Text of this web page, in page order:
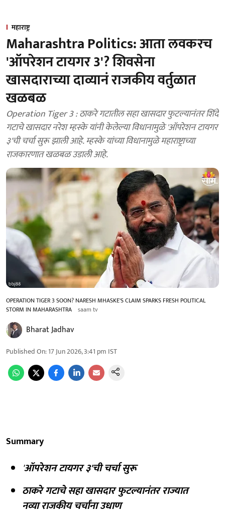
महाराष्ट्र
Maharashtra Politics: आता लवकरच
'ऑपरेशन टायगर 3'? शिवसेना
खासदाराच्या दाव्यानं राजकीय वर्तुळात
खळबळ
Operation Tiger 3 : ठाकरे गटातील सहा खासदार फुटल्यानंतर शिंदे
गटाचे खासदार नरेश म्हस्के यांनी केलेल्या विधानामुळे 'ऑपरेशन टायगर
३'ची चर्चा सुरू झाली आहे. म्हस्के यांच्या विधानामुळे महाराष्ट्राच्या
राजकारणात खळबळ उडाली आहे.
OPERATION TIGER 3 SOON? NARESH MHASKE'S CLAIM SPARKS FRESH POLITICAL
STORM IN MAHARASHTRA saam tv
Bharat Jadhav
Published On:17 Jun 2026, 3:41 pm IST
Summary
'ऑपरेशन टायगर ३'ची चर्चा सुरू
ठाकरे गटाचे सहा खासदार फुटल्यानंतर राज्यात
नव्या राजकीय चर्चांना उधाण